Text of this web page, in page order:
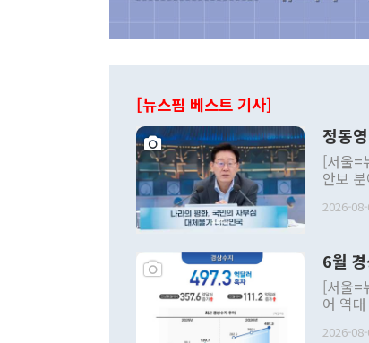
[뉴스핌 베스트 기사]
정동
[서울=
안보
발언
주의적
관의
관 부
관의
다. [정동영 통일부 장관이 지난달 23일 오후 서울 종로구 정부서울청사에
2026-
6월
[서울=
어 역
료=한국은행] 한국은행이 6일 발표한
2026-